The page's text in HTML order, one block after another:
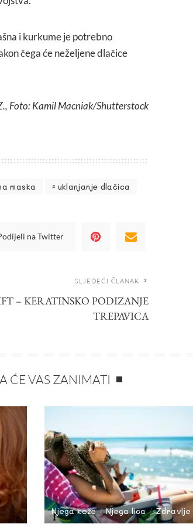
i kurkume je potrebno
čega će neželjene dlačice
Foto: Kamil Macniak/Shutterstock
maska uklanjanje dlačica
na Twitter
SLJEDEĆI ČLANAK
– KERATINSKO PODIZANJE
TREPAVICA
ĆE VAS ZANIMATI
Njega kože Njega lica Zdravlje